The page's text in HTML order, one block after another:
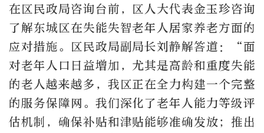
在区民政局咨询台前，区人大代表金玉珍咨询
了解东城区在失能失智老年人居家养老方面的
应对措施。区民政局副局长刘静解答道：“面
对老年人口日益增加，尤其是高龄和重度失能
的老人越来越多，我区正在全力构建一个完整
的服务保障网。我们深化了老年人能力等级评
估机制，确保补贴和津贴能够准确发放；推出